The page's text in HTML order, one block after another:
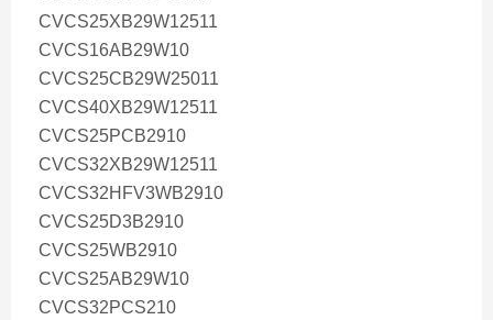
CVCS25XB29W12511
CVCS16AB29W10
CVCS25CB29W25011
CVCS40XB29W12511
CVCS25PCB2910
CVCS32XB29W12511
CVCS32HFV3WB2910
CVCS25D3B2910
CVCS25WB2910
CVCS25AB29W10
CVCS32PCS210